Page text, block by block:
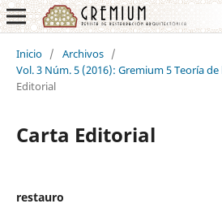
Inicio / Archivos /
Vol. 3 Núm. 5 (2016): Gremium 5 Teoría
Editorial
Carta Editorial
restauro